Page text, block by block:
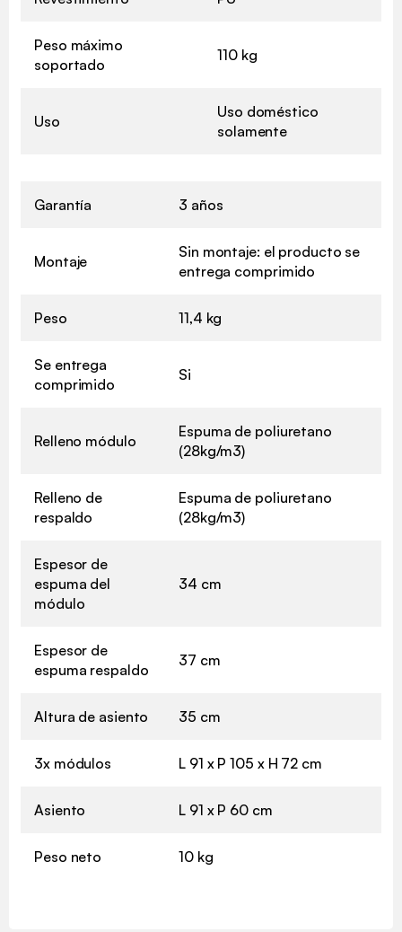
Peso máximo
soportado
110 kg
Uso
Uso doméstico
solamente
Garantía 3 años
Montaje
Sin montaje: el producto se
entrega comprimido
Peso 11,4 kg
Se entrega
comprimido
Si
Relleno módulo
Espuma de poliuretano
(28kg/m3)
Relleno de
respaldo
Espuma de poliuretano
(28kg/m3)
Espesor de
espuma del
módulo
34 cm
Espesor de
espuma respaldo
37 cm
Altura de asiento 35 cm
3x módulos L 91 x P 105 x H 72 cm
Asiento L 91 x P 60 cm
Peso neto 10 kg